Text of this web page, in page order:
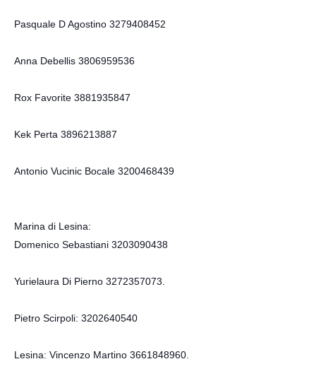
Pasquale D Agostino 3279408452
Anna Debellis 3806959536
Rox Favorite 3881935847
Kek Perta 3896213887
Antonio Vucinic Bocale 3200468439
Marina di Lesina:
Domenico Sebastiani 3203090438
Yurielaura Di Pierno 3272357073.
Pietro Scirpoli: 3202640540
Lesina: Vincenzo Martino 3661848960.